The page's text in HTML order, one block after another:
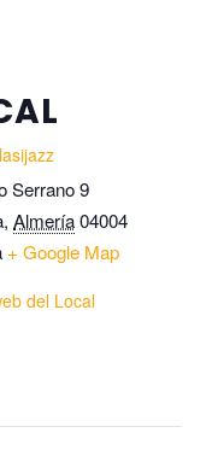
Serrano 9
, Almería04004
+ Google Map
del Local